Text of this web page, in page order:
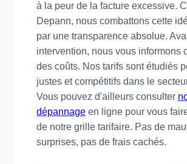
à la peur de la facture excessive.
Depann, nous combattons cette
par une transparence absolue.
intervention, nous vous informons
des coûts. Nos tarifs sont étudiés
justes et compétitifs dans le
Vous pouvez d'ailleurs consulter
dépannage en ligne pour vous
de notre grille tarifaire. Pas de
surprises, pas de frais cachés.